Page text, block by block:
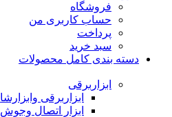
فروشگاه
حساب کاربری من
پرداخت
سبد خرید
دسته بندی کامل محصولات
ابزاربرقی
ابزاربرقی
ابزار اتصال وجوش